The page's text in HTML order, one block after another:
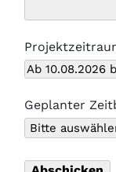
Geplanter